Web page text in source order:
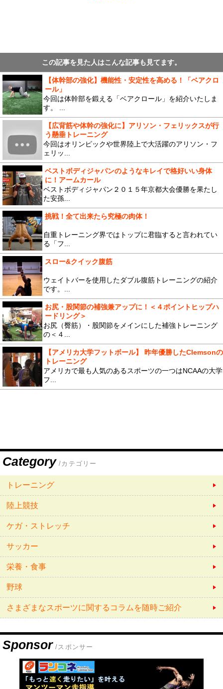
この記事を見た人はこんな記事も見てます。
【体幹部の強化】機能性・安定性を高める！「ベアクロ
ール」
今回は体幹部を鍛える「ベアクロール」を紹介いたしま
す。 ...
【広背筋や体幹の強化に】アリソン・フェリックスが行
う懸垂トレーニング
今回はオリンピックや世界陸上で大活躍のアリソン・フ
ェリッ...
ベストボディジャパンのようなキレイで格好いい身体
に！アームカール
ベストボディジャパン２０１５年京都大会優勝を果たし
た安孫...
挑戦！全て出来たら究極の肉体！
自重トレーニング界ではトップに君臨すると言われてい
る「フ...
スロー&クイック腹筋
ウェイトバーを使用したダブル腹筋トレーニングの紹介
です。...
お尻・股関節の補強兼アップに！＜４ポイントヒップハ
ードリング＞
お尻（臀筋）・股関節をメインにした補強トレーニング
の＜４...
【アメリカ大学フットボール】 昨年優勝したClemsonの
トレーニング
アメリカで最も人気のあるスポーツの一つはNCAAの大学
フ...
Category /カテゴリー
トレーニング
陸上競技
ケガ・ストレッチ
サッカー
栄養・食事
野球
さまざまなスポーツに関するコラムを随時ご紹介
Sponsor /スポンサー